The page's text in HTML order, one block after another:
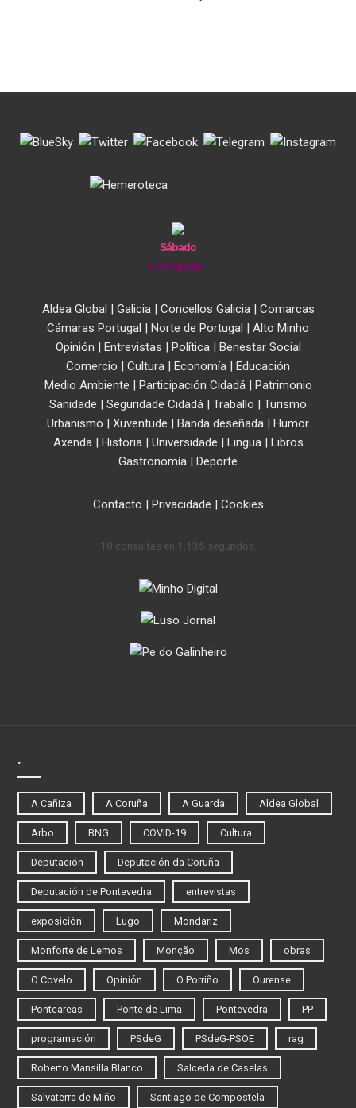
. . . .
Sábado
8 de Agosto
Aldea Global | Galicia| Concellos Galicia| Comarcas
Cámaras Portugal | Norte de Portugal | Alto Minho
Opinión | Entrevistas | Política| Benestar Social
Comercio | Cultura | Economía | Educación
Medio Ambiente | Participación Cidadá| Patrimonio
Sanidade | Seguridade Cidadá | Traballo | Turismo
Urbanismo | Xuventude | Banda deseñada | Humor
Axenda| Historia| Universidade | Lingua| Libros
Gastronomía | Deporte
Contacto | Privacidade | Cookies
18 consultas en 1,135 segundos.
.
A Cañiza A Coruña A Guarda Aldea Global
Arbo BNG COVID-19 Cultura
Deputación Deputación da Coruña
Deputación de Pontevedra entrevistas
exposición Lugo Mondariz
Monforte de Lemos Monção Mos obras
O Covelo Opinión O Porriño Ourense
Ponteareas Ponte de Lima Pontevedra PP
programación PSdeG PSdeG-PSOE rag
Roberto Mansilla Blanco Salceda de Caselas
Salvaterra de Miño Santiago de Compostela